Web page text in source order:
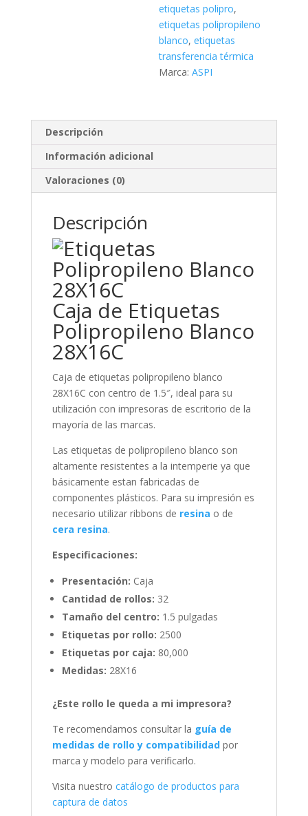
etiquetas polipro,
etiquetas polipropileno
blanco,etiquetas
transferencia térmica
Marca:ASPI
Descripción
Información adicional
Valoraciones (0)
Descripción
Caja de Etiquetas
Polipropileno Blanco
28X16C
Caja de etiquetas polipropileno blanco
28X16C con centro de 1.5″, ideal para su
utilización con impresoras de escritorio de la
mayoría de las marcas.
Las etiquetas de polipropileno blanco son
altamente resistentes a la intemperie ya que
básicamente estan fabricadas de
componentes plásticos. Para su impresión es
necesario utilizar ribbons de resina o de
cera resina.
Especificaciones:
Presentación: Caja
Cantidad de rollos: 32
Tamaño del centro: 1.5 pulgadas
Etiquetas por rollo: 2500
Etiquetas por caja: 80,000
Medidas: 28X16
¿Este rollo le queda a mi impresora?
Te recomendamos consultar la guía de
medidas de rollo y compatibilidadpor
marca y modelo para verificarlo.
Visita nuestro catálogo de productos para
captura de datos